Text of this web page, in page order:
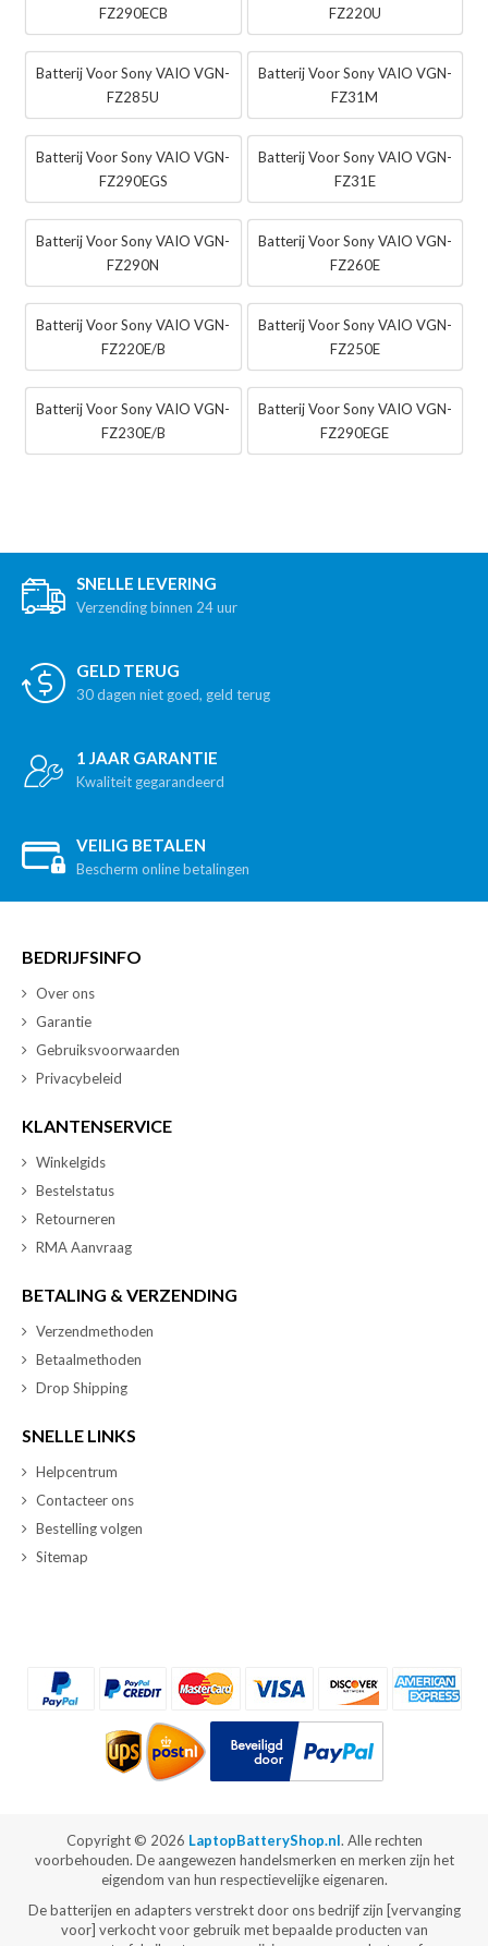
FZ290ECB
FZ220U
Batterij Voor Sony VAIO VGN-
FZ285U
Batterij Voor Sony VAIO VGN-
FZ31M
Batterij Voor Sony VAIO VGN-
FZ290EGS
Batterij Voor Sony VAIO VGN-
FZ31E
Batterij Voor Sony VAIO VGN-
FZ290N
Batterij Voor Sony VAIO VGN-
FZ260E
Batterij Voor Sony VAIO VGN-
FZ220E/B
Batterij Voor Sony VAIO VGN-
FZ250E
Batterij Voor Sony VAIO VGN-
FZ230E/B
Batterij Voor Sony VAIO VGN-
FZ290EGE
SNELLE LEVERING
Verzending binnen 24 uur
GELD TERUG
30 dagen niet goed, geld terug
1 JAAR GARANTIE
Kwaliteit gegarandeerd
VEILIG BETALEN
Bescherm online betalingen
BEDRIJFSINFO
Over ons
Garantie
Gebruiksvoorwaarden
Privacybeleid
KLANTENSERVICE
Winkelgids
Bestelstatus
Retourneren
RMA Aanvraag
BETALING & VERZENDING
Verzendmethoden
Betaalmethoden
Drop Shipping
SNELLE LINKS
Helpcentrum
Contacteer ons
Bestelling volgen
Sitemap
Copyright © 2026 LaptopBatteryShop.nl. Alle rechten
voorbehouden. De aangewezen handelsmerken en merken zijn het
eigendom van hun respectievelijke eigenaren.
De batterijen en adapters verstrekt door ons bedrijf zijn [vervanging
voor] verkocht voor gebruik met bepaalde producten van